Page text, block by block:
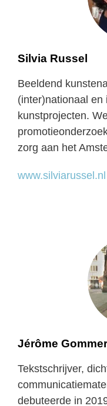
Silvia Russel
Beeldend
(inter)nationaal
kunstprojecten.
zorg aan het
www.silviarussel.nl
Jérôme
Tekstschrijver,
debuteerde in